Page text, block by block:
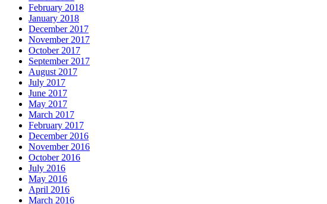
February 2018
January 2018
December 2017
November 2017
October 2017
September 2017
August 2017
July 2017
June 2017
May 2017
March 2017
February 2017
December 2016
November 2016
October 2016
July 2016
May 2016
April 2016
March 2016